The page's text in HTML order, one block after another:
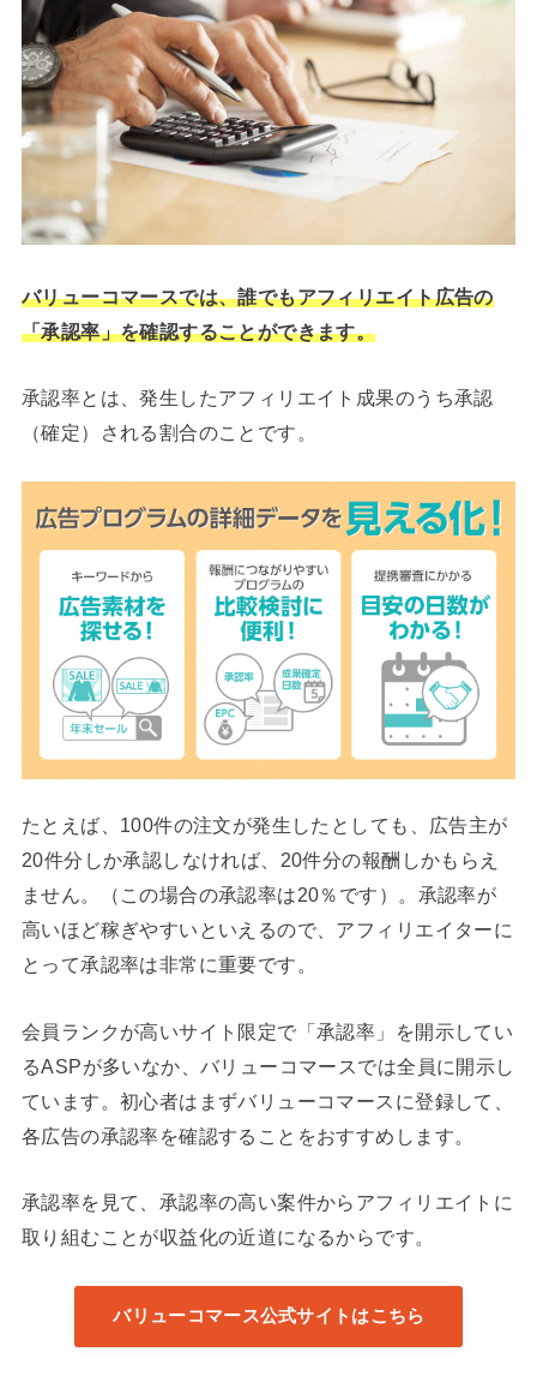
バリューコマースでは、誰でもアフィリエイト広告の
「承認率」を確認することができます。
承認率とは、発生したアフィリエイト成果のうち承認
（確定）される割合のことです。
たとえば、100件の注文が発生したとしても、広告主が
20件分しか承認しなければ、20件分の報酬しかもらえ
ません。（この場合の承認率は20％です）。承認率が
高いほど稼ぎやすいといえるので、アフィリエイターに
とって承認率は非常に重要です。
会員ランクが高いサイト限定で「承認率」を開示してい
るASPが多いなか、バリューコマースでは全員に開示し
ています。初心者はまずバリューコマースに登録して、
各広告の承認率を確認することをおすすめします。
承認率を見て、承認率の高い案件からアフィリエイトに
取り組むことが収益化の近道になるからです。
バリューコマース公式サイトはこちら